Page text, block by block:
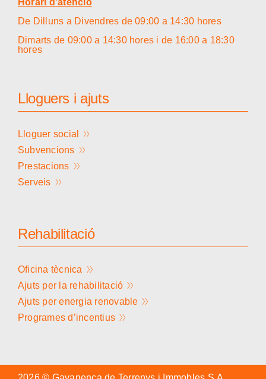
De Dilluns a Divendres de 09:00 a 14:30 hores
Dimarts de 09:00 a 14:30 hores i de 16:00 a 18:30
hores
Lloguers i ajuts
Lloguer social
Subvencions
Prestacions
Serveis
Rehabilitació
Oficina tècnica
Ajuts per la rehabilitació
Ajuts per energia renovable
Programes d’incentius